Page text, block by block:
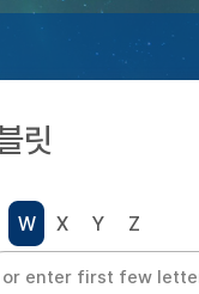
릿
W X Y Z